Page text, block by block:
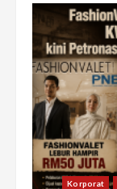
Korporat